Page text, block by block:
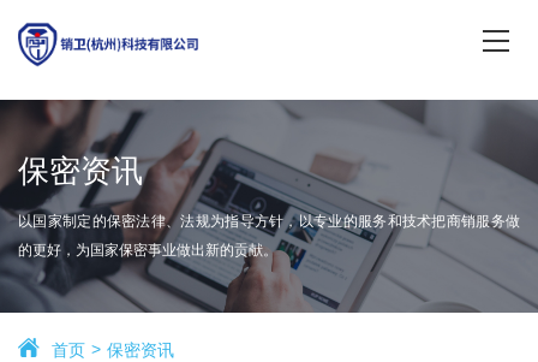
保密资讯
以国家制定的保密法律、法规为指导方针，以专业的服务和技术把商销服务做
的更好，为国家保密事业做出新的贡献。
首页 保密资讯